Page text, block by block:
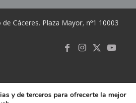
Cáceres. Plaza Mayor, nº1 10003
y de terceros para ofrecerte la mejor